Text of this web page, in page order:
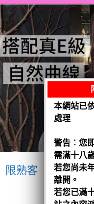
限熟客【南區】愛
本網站已
處理
警告︰您
需滿十八
若您尚未
離開。
若您已滿